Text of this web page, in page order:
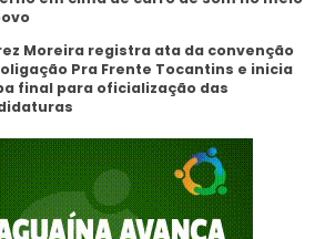
Moreira registra ata da convenção
Pra Frente Tocantins e inicia
final para oficialização das